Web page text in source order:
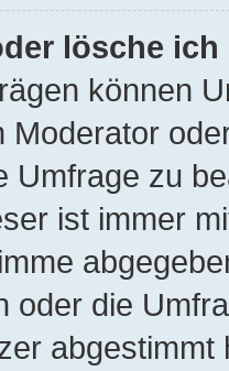
lösche
können
Moderator
Umfrage zu
ist immer
oder die